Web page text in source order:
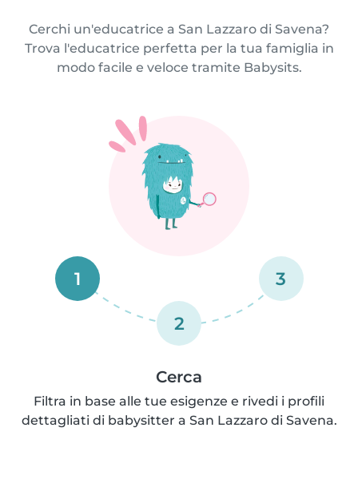
Cerchi un'educatrice a San Lazzaro di Savena?
Trova l'educatrice perfetta per la tua famiglia in
modo facile e veloce tramite Babysits.
1
2
3
Cerca
Filtra in base alle tue esigenze e rivedi i profili
dettagliati di babysitter a San Lazzaro di Savena.